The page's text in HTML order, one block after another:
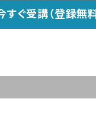
すぐ受講（登録無料